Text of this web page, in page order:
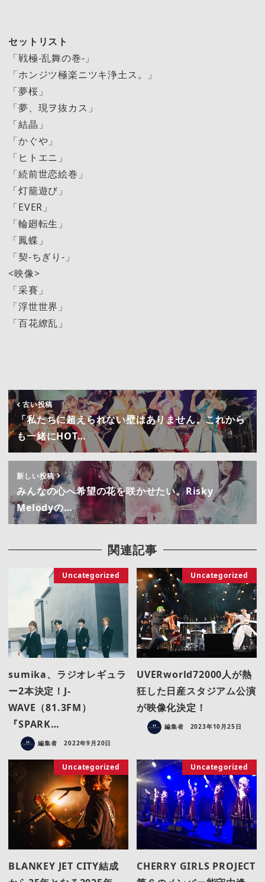
セットリスト
「戦極-乱舞の巻-」
「ホンジツ極楽ニツキ浄土ス。」
「夢桜」
「夢、現ヲ抜カス」
「結晶」
「かぐや」
「ヒトエニ」
「続前世恋絵巻」
「灯籠遊び」
「EVER」
「輪廻転生」
「鳳蝶」
「契-ちぎり-」
<映像>
「采賽」
「浮世世界」
「百花繚乱」
古い投稿
「私たちに超えられない壁はありません。これから
も一緒にHOT…
新しい投稿
みんなの心へ希望の花を咲かせたい。Risky
Melodyの…
関連記事
Uncategorized
sumika、ラジオレギュラ
ー2本決定！J-
WAVE（81.3FM）
『SPARK…
編集者 2022年9月20日
Uncategorized
UVERworld72000人が熱
狂した日産スタジアム公演
が映像化決定！
編集者 2023年10月25日
Uncategorized
BLANKEY JET CITY結成
Uncategorized
CHERRY GIRLS PROJECT